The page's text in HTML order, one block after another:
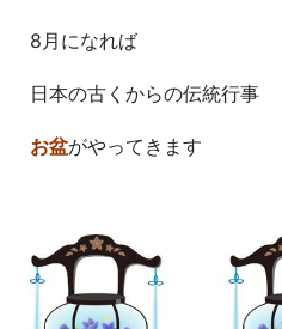
8月になれば
日本の古くからの伝統行事
お盆がやってきます